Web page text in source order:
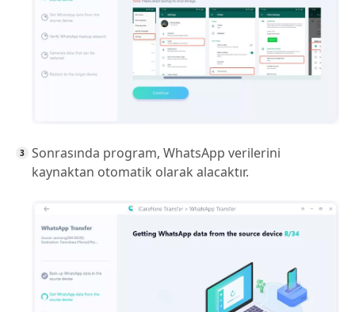
Sonrasında program, WhatsApp verilerini
kaynaktan otomatik olarak alacaktır.